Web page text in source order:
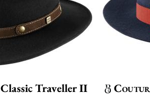
Classic Traveller II